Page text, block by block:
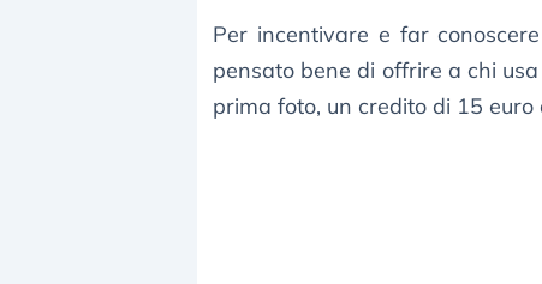
Per incentivare e far
pensato bene di offrire a chi
prima foto, un credito di 15